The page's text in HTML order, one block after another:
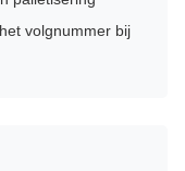
volgnummer bij